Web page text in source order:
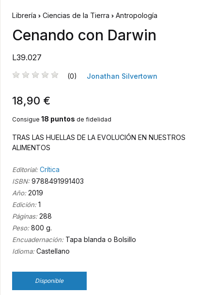
Librería Ciencias de la Tierra Antropología
Cenando con Darwin
L39.027
(0) Jonathan Silvertown
18,90 €
Consigue 18 puntos de fidelidad
TRAS LAS HUELLAS DE LA EVOLUCIÓN EN NUESTROS
ALIMENTOS
Editorial: Crítica
ISBN:9788491991403
Año:2019
Edición:1
Páginas:288
Peso:800 g.
Encuadernación:Tapa blanda o Bolsillo
Idioma:Castellano
Disponible